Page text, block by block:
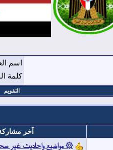
اسم
كلمة
التقويم
آخر
۞ مواضيع واحاديث غير